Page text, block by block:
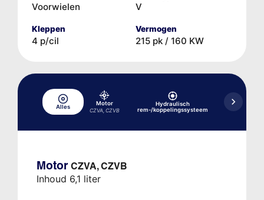
Voorwielen V
Kleppen
4 p/cil
Vermogen
215 pk / 160 KW
Alles
Motor
CZVA, CZVB
Hydraulisch
rem-/koppelingssysteem
Koelsysteem
Motor CZVA, CZVB
Inhoud 6,1 liter